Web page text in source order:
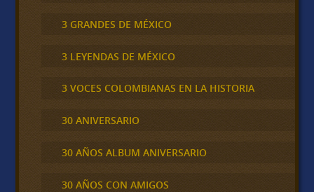
3 GRANDES DE MÉXICO
3 LEYENDAS DE MÉXICO
3 VOCES COLOMBIANAS EN LA HISTORIA
30 ANIVERSARIO
30 AÑOS ALBUM ANIVERSARIO
30 AÑOS CON AMIGOS